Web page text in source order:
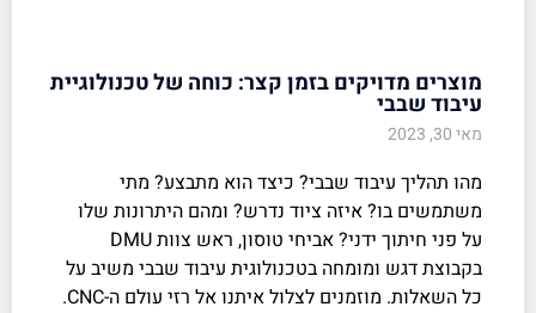
מוצרים מדויקים בזמן קצר: כוחה של טכנולוגיית
עיבוד שבבי
מאי 30, 2023
מהו תהליך עיבוד שבבי? כיצד הוא מתבצע? מתי
משתמשים בו? איזה ציוד נדרש? ומהם היתרונות שלו
על פני חיתוך ידני? אביחי טוסון, ראש צוות DMU
בקבוצת דגש ומומחה בטכנולוגית עיבוד שבבי משיב על
כל השאלות. מוזמנים לצלול איתנו אל רזי עולם ה-CNC.